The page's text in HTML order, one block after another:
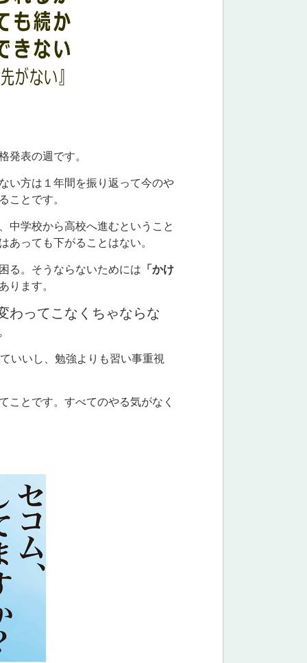
発表の週です。
い方は１年間を振り返って今のや
ことです。
中学校から高校へ進むということ
あっても下がることはない。
る。そうならないためには 「かけ
ります。
わってこなくちゃならな
いいし、勉強よりも習い事重視
ことです。すべてのやる気がなく